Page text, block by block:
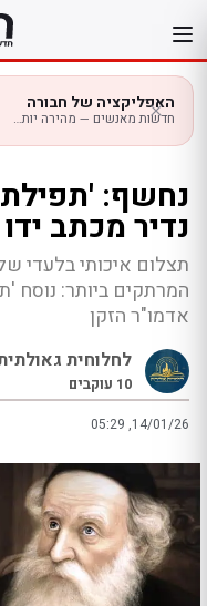
לתוכן
האפליקציה של חבורה
חדשות מאנשים — מהירה יותר בנייד
נחשף:
נדיר מכתב
תצלום איכותי בלעדי
המרתקים ביותר: נוסח
אדמו"ר הזקן
לחלוחית
10 עוקבים
05:29 ,14/01/26